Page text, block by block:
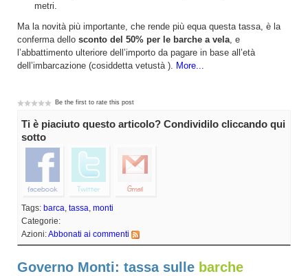
metri.
Ma la novità più importante, che rende più equa questa tassa, è la
conferma dello sconto del 50% per le barche a vela, e
l’abbattimento ulteriore dell’importo da pagare in base all’età
dell’imbarcazione (cosiddetta vetustà ). More...
Be the first to rate this post
Ti è piaciuto questo articolo? Condividilo cliccando qui
sotto
Tags: barca, tassa, monti
Categorie:
Azioni:Abbonati ai commenti
Governo Monti: tassa sulle barche